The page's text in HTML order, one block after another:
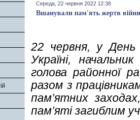
Середа, 22 червня 2022 12:38
Вшанували пам'ять жертв війни
22 червня, у День
Україні,
голова районної
разом з
пам’ятних
пам’яті загиблим